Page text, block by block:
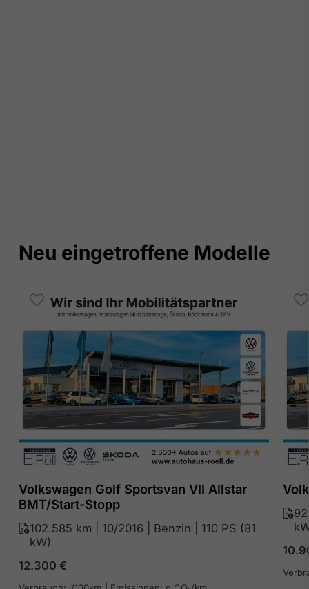
Neu eingetroffene Modelle
Volkswagen Golf Sportsvan VII Allstar
BMT/Start-Stopp
102.585 km | 10/2016 | Benzin | 110 PS (81
kW)
12.300 €